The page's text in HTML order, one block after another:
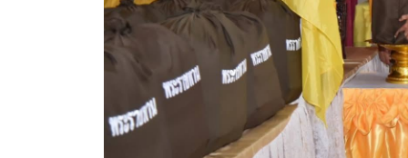
แบบฟอร์มการชำระภาษีฯ
การบริการแบบเบ็ดเสร็จ (One Stop Service)